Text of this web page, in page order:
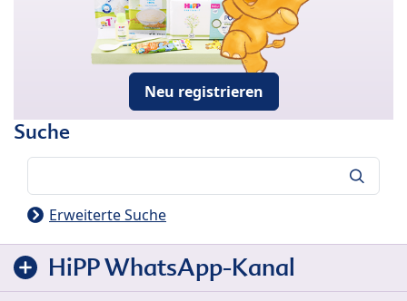
Neu registrieren
Suche
Erweiterte Suche
HiPP WhatsApp-Kanal